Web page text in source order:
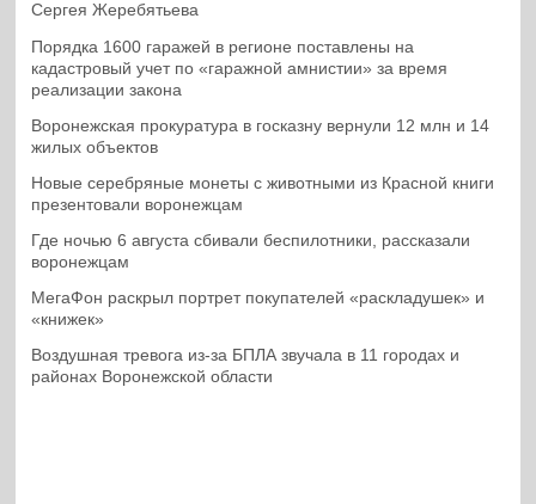
Сергея Жеребятьева
Порядка 1600 гаражей в регионе поставлены на
кадастровый учет по «гаражной амнистии» за время
реализации закона
Воронежская прокуратура в госказну вернули 12 млн и 14
жилых объектов
Новые серебряные монеты с животными из Красной книги
презентовали воронежцам
Где ночью 6 августа сбивали беспилотники, рассказали
воронежцам
МегаФон раскрыл портрет покупателей «раскладушек» и
«книжек»
Воздушная тревога из-за БПЛА звучала в 11 городах и
районах Воронежской области